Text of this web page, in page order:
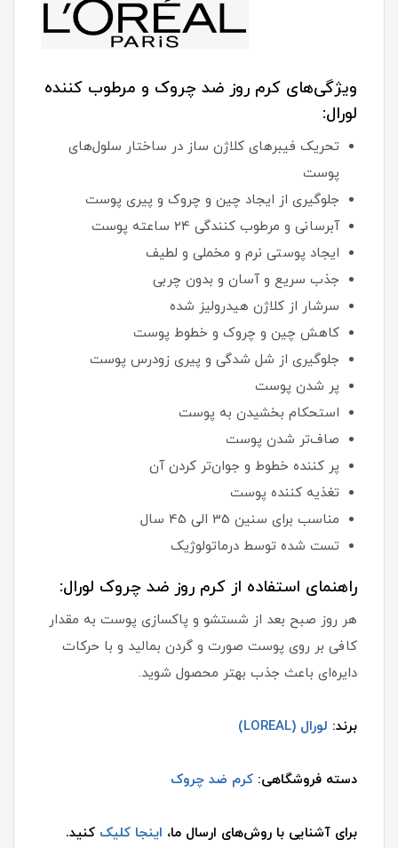
ویژگی‌های کرم روز ضد چروک و مرطوب کننده
لورال:
تحریک فیبرهای کلاژن ساز در ساختار سلول‌های
پوست
جلوگیری از ایجاد چین و چروک و پیری پوست
آبرسانی و مرطوب کنندگی 24 ساعته پوست
ایجاد پوستی نرم و مخملی و لطیف
جذب سریع و آسان و بدون چربی
سرشار از کلاژن هیدرولیز شده
کاهش چین و چروک و خطوط پوست
جلوگیری از شل شدگی و پیری زودرس پوست
پر شدن پوست
استحکام بخشیدن به پوست
صاف‌تر شدن پوست
پر کننده خطوط و جوان‌تر کردن آن
تغذیه کننده پوست
مناسب برای سنین 35 الی 45 سال
تست شده توسط درماتولوژیک
راهنمای استفاده از کرم روز ضد چروک لورال:
هر روز صبح بعد از شستشو و پاکسازی پوست به مقدار
کافی بر روی پوست صورت و گردن بمالید و با حرکات
دایره‌ای باعث جذب بهتر محصول شوید.
برند: لورال (LOREAL)
دسته فروشگاهی: کرم ضد چروک
برای آشنایی با روش‌های ارسال ما، اینجا کلیک کنید.